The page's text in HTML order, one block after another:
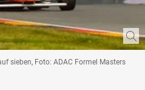
sieben, Foto: ADAC Formel Masters